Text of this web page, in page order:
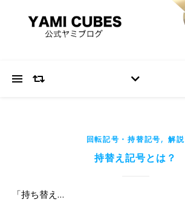
回転記号・持替記号, 解説
持替え記号とは？
「持ち替え…